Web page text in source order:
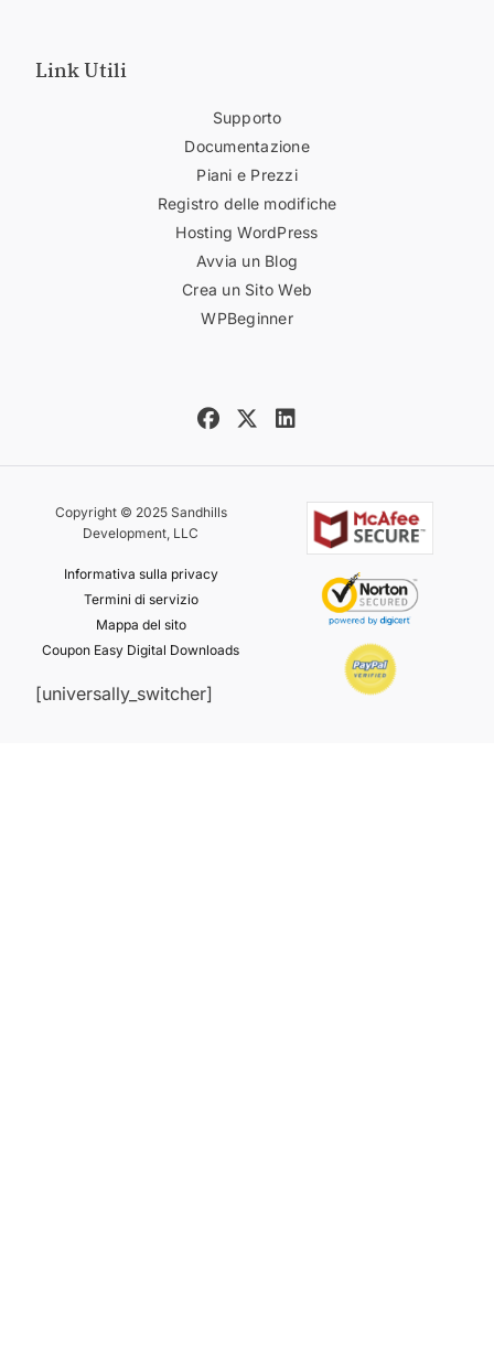
Link Utili
Supporto
Documentazione
Piani e Prezzi
Registro delle modifiche
Hosting WordPress
Avvia un Blog
Crea un Sito Web
WPBeginner
Copyright © 2025 Sandhills
Development, LLC
Informativa sulla privacy
Termini di servizio
Mappa del sito
Coupon Easy Digital Downloads
[universally_switcher]